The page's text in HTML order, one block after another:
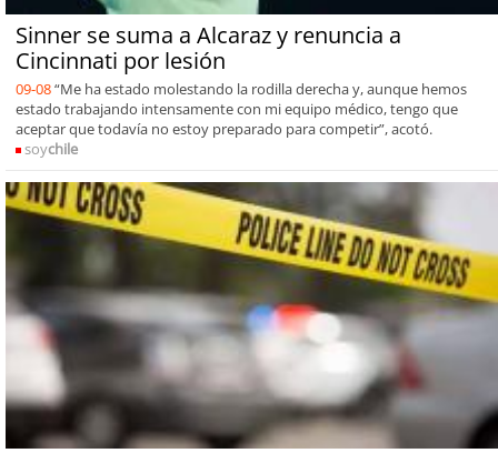
Sinner se suma a Alcaraz y renuncia a
Cincinnati por lesión
09-08“Me ha estado molestando la rodilla derecha y, aunque hemos
estado trabajando intensamente con mi equipo médico, tengo que
aceptar que todavía no estoy preparado para competir”, acotó.
soychile